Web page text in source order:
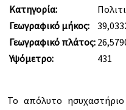
Κατηγορία:
Γεωγραφικό μήκος:
Γεωγραφικό πλάτος:
Υψόμετρο:
431
Το απόλυτο